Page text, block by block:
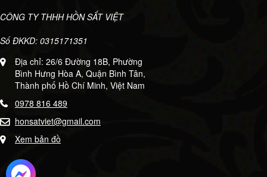
CÔNG TY THHH HỒN SẮT VIỆT
Số ĐKKD: 0315171351
Địa chỉ: 26/6 Đường 18B, Phường
Bình Hưng Hòa A, Quận Bình Tân,
Thành phố Hồ Chí Minh, Việt Nam
0978 816 489
honsatviet@gmail.com
Xem bản đồ